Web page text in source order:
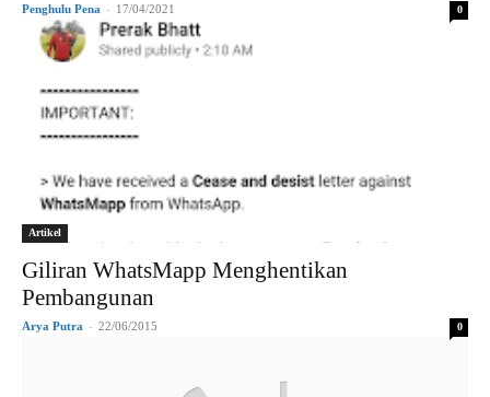
Penghulu Pena - 17/04/2021 0
Artikel
Giliran WhatsMapp Menghentikan
Pembangunan
Arya Putra - 22/06/2015 0